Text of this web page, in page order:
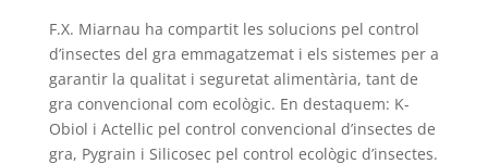
F.X. Miarnau ha compartit les solucions pel control
d’insectes del gra emmagatzemat i els sistemes per a
garantir la qualitat i seguretat alimentària, tant de
gra convencional com ecològic. En destaquem: K-
Obiol i Actellic pel control convencional d’insectes de
gra, Pygrain i Silicosec pel control ecològic d’insectes.